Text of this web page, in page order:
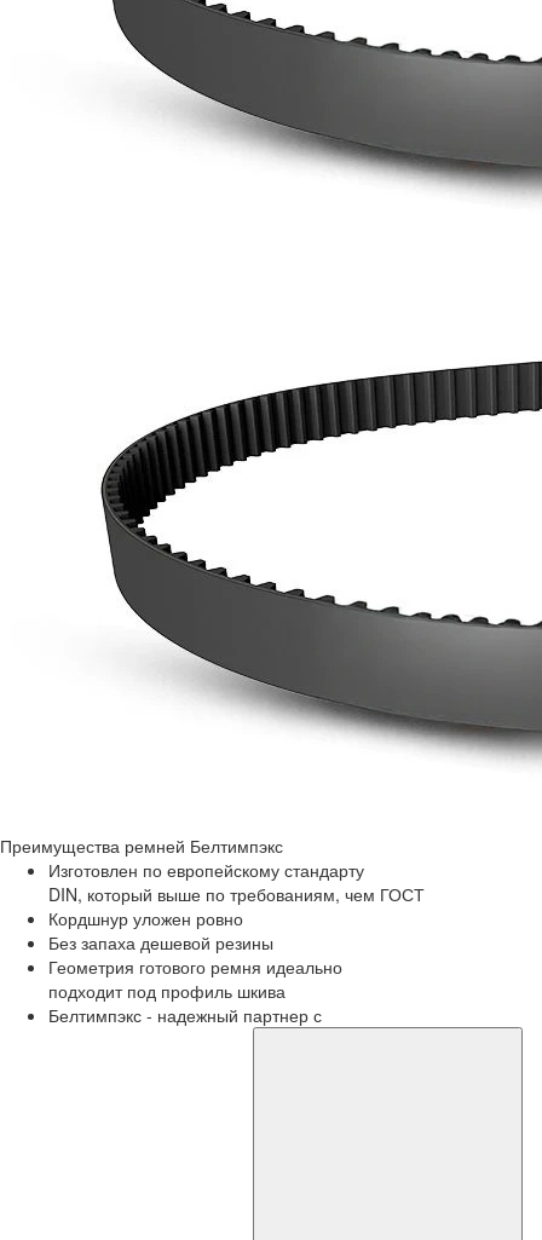
Преимущества ремней Белтимпэкс
Изготовлен по европейскому стандарту
DIN, который выше по требованиям, чем ГОСТ
Кордшнур уложен ровно
Без запаха дешевой резины
Геометрия готового ремня идеально
подходит под профиль шкива
Белтимпэкс - надежный партнер с